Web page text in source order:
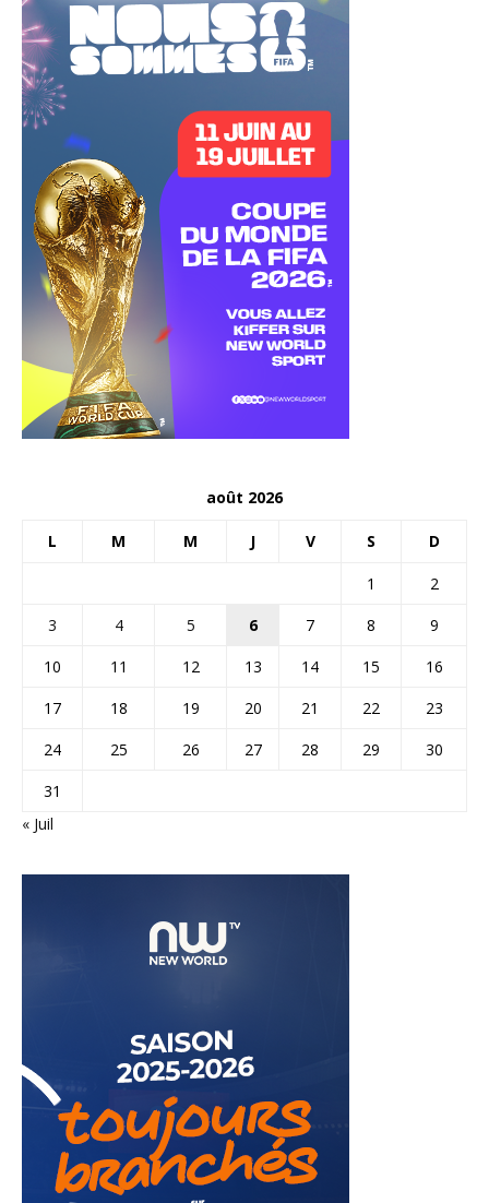
août 2026
L M M J V S D
1
2
3
4 5 6 7 8
9
10
11 12 13 14 15
16
17
18 19 20 21 22
23
24
25 26 27 28 29
30
31
« Juil